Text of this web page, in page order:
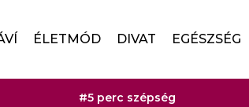
ÉLETMÓD DIVAT EGÉSZSÉG
#5 perc szépség